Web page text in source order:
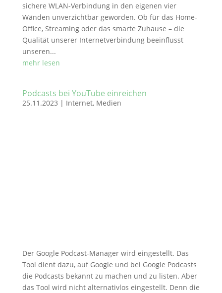
sichere WLAN-Verbindung in den eigenen vier
Wänden unverzichtbar geworden. Ob für das Home-
Office, Streaming oder das smarte Zuhause – die
Qualität unserer Internetverbindung beeinflusst
unseren...
mehr lesen
Podcasts bei YouTube einreichen
25.11.2023 | Internet, Medien
Der Google Podcast-Manager wird eingestellt. Das
Tool dient dazu, auf Google und bei Google Podcasts
die Podcasts bekannt zu machen und zu listen. Aber
das Tool wird nicht alternativlos eingestellt. Denn die